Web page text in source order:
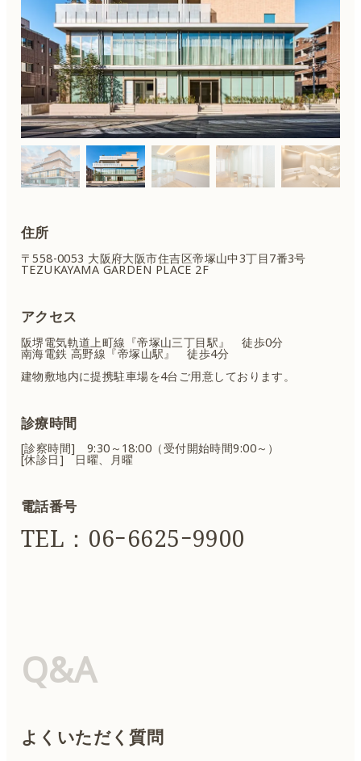
住所
〒558-0053 大阪府大阪市住吉区帝塚山中3丁目7番3号
TEZUKAYAMA GARDEN PLACE 2F
アクセス
阪堺電気軌道上町線『帝塚山三丁目駅』 徒歩0分
南海電鉄 高野線『帝塚山駅』 徒歩4分
建物敷地内に提携駐車場を4台ご用意しております。
診療時間
[診察時間] 9:30～18:00（受付開始時間9:00～）
[休診日] 日曜、月曜
電話番号
TEL：06ｰ6625ｰ9900
Q&A
よくいただく質問